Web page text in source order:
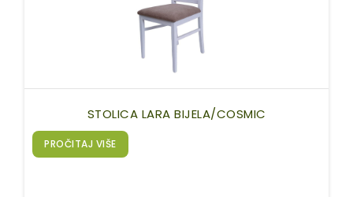
STOLICA LARA BIJELA/COSMIC
PROČITAJ VIŠE